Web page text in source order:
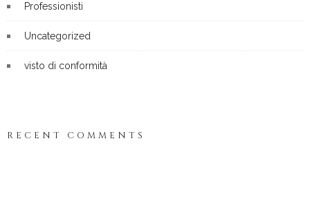
Professionisti
Uncategorized
visto di conformità
RECENT COMMENTS